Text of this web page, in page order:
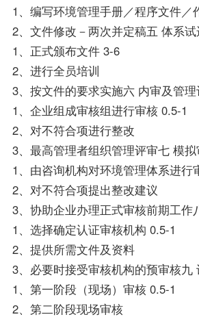
1、编写环境管理手册／程序文件／
2、文件修改－两次并定稿五 体系
1、正式颁布文件 3-6
2、进行全员培训
3、按文件的要求实施六 内审及管理
1、企业组成审核组进行审核 0.5-1
2、对不符合项进行整改
3、最高管理者组织管理评审七 模
1、由咨询机构对环境管理体系进行
2、对不符合项提出整改建议
3、协助企业办理正式审核前期工作
1、选择确定认证审核机构 0.5-1
2、提供所需文件及资料
3、必要时接受审核机构的预审核九
1、第一阶段（现场）审核 0.5-1
2、第二阶段现场审核